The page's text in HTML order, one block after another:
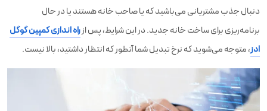
دنبال جذب مشتریانی می‌باشید که یا صاحب خانه هستند یا در حال
برنامه‌ریزی برای ساخت خانه جدید. در این شرایط، پس ازراه اندازی کمپین گوگل
ادز، متوجه می‌شوید که نرخ تبدیل شما آنطور که انتظار داشتید، بالا نیست.